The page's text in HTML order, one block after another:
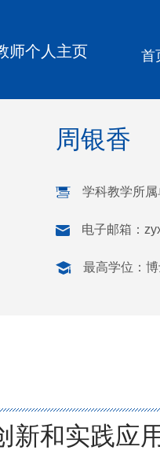
师个人主页 首
周银香
学科教学所
电子邮箱：
最高学位：
新和实践应